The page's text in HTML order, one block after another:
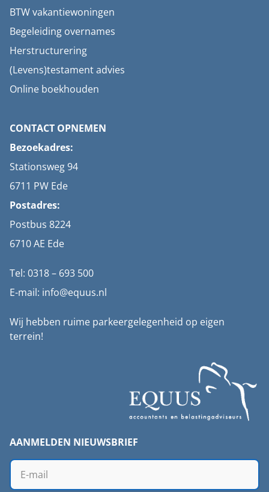
BTW vakantiewoningen
Begeleiding overnames
Herstructurering
(Levens)testament advies
Online boekhouden
CONTACT OPNEMEN
Bezoekadres:
Stationsweg 94
6711 PW Ede
Postadres:
Postbus 8224
6710 AE Ede
Tel: 0318 – 693 500
E-mail: info@equus.nl
Wij hebben ruime parkeergelegenheid op eigen
terrein!
AANMELDEN NIEUWSBRIEF